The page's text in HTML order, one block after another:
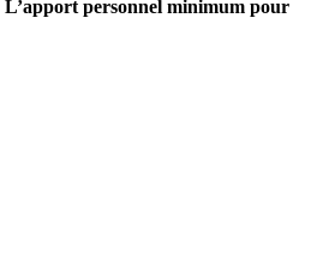
L’apport personnel minimum pour